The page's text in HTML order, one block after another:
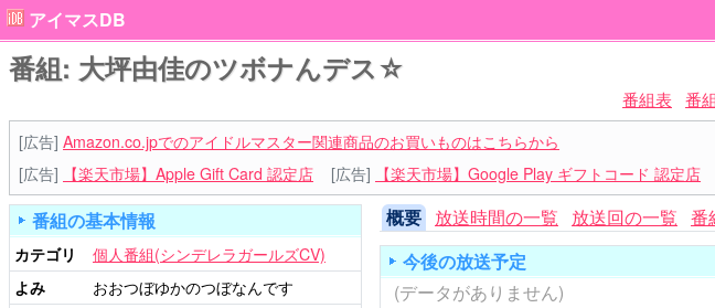
アイマスDB
番組: 大坪由佳のツボナんデス☆
番組表 番
[広告] Amazon.co.jpでのアイドルマスター関連商品のお買いものはこちらから
[広告]
【楽天市場】Apple Gift Card 認定店 [広告] 【楽天市場】Google Play ギフトコード 認定店
概要 放送時間の一覧 放送回の一覧 番
今後の放送予定
(データがありません)
番組の基本情報
カテゴリ
個人番組(シンデレラガールズCV)
よみ
おおつぼゆかのつぼなんです